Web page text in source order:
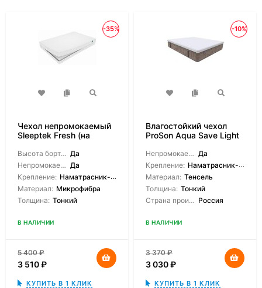
-35%
Чехол непромокаемый
Sleeptek Fresh (на
Высота борта на выбор: Да
Непромокаемый: Да
Крепление: Наматрасник-чехол, На молнии
Материал: Микрофибра
Толщина: Тонкий
В НАЛИЧИИ
5 400₽
3 510₽
КУПИТЬ В 1 КЛИК
-10%
Влагостойкий чехол
ProSon Aqua Save Light
Непромокаемый: Да
Крепление: Наматрасник-чехол
Материал: Тенсель
Толщина: Тонкий
Страна производитель: Россия
В НАЛИЧИИ
3 370₽
3 030₽
КУПИТЬ В 1 КЛИК